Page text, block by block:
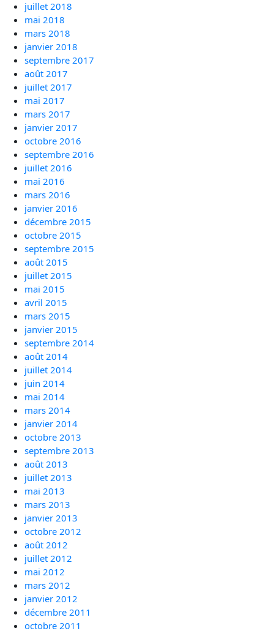
juillet 2018
mai 2018
mars 2018
janvier 2018
septembre 2017
août 2017
juillet 2017
mai 2017
mars 2017
janvier 2017
octobre 2016
septembre 2016
juillet 2016
mai 2016
mars 2016
janvier 2016
décembre 2015
octobre 2015
septembre 2015
août 2015
juillet 2015
mai 2015
avril 2015
mars 2015
janvier 2015
septembre 2014
août 2014
juillet 2014
juin 2014
mai 2014
mars 2014
janvier 2014
octobre 2013
septembre 2013
août 2013
juillet 2013
mai 2013
mars 2013
janvier 2013
octobre 2012
août 2012
juillet 2012
mai 2012
mars 2012
janvier 2012
décembre 2011
octobre 2011